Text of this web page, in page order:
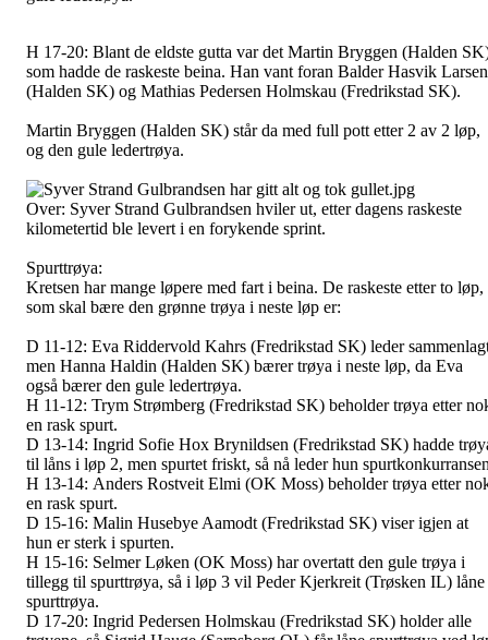
H 17-20: Blant de eldste gutta var det Martin Bryggen (Halden
som hadde de raskeste beina. Han vant foran Balder Hasvik Larsen
(Halden SK) og Mathias Pedersen Holmskau (Fredrikstad SK).
Martin Bryggen (Halden SK) står da med full pott etter 2 av 2 løp,
og den gule ledertrøya.
Over: Syver Strand Gulbrandsen hviler ut, etter dagens raskeste
kilometertid ble levert i en forykende sprint.
Spurttrøya:
Kretsen har mange løpere med fart i beina. De raskeste etter to løp,
som skal bære den grønne trøya i neste løp er:
D 11-12: Eva Riddervold Kahrs (Fredrikstad SK) leder
men Hanna Haldin (Halden SK) bærer trøya i neste løp, da Eva
også bærer den gule ledertrøya.
H 11-12: Trym Strømberg (Fredrikstad SK) beholder trøya etter
en rask spurt.
D 13-14: Ingrid Sofie Hox Brynildsen (Fredrikstad SK) hadde
til låns i løp 2, men spurtet friskt, så nå leder hun
H 13-14: Anders Rostveit Elmi (OK Moss) beholder trøya etter
en rask spurt.
D 15-16: Malin Husebye Aamodt (Fredrikstad SK) viser igjen at
hun er sterk i spurten.
H 15-16: Selmer Løken (OK Moss) har overtatt den gule trøya i
tillegg til spurttrøya, så i løp 3 vil Peder Kjerkreit (Trøsken IL) låne
spurttrøya.
D 17-20: Ingrid Pedersen Holmskau (Fredrikstad SK) holder alle